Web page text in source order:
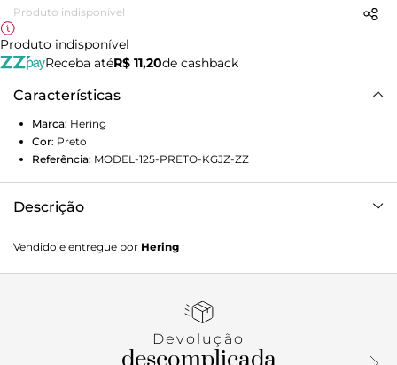
Produto indisponível
Produto indisponível
Receba atéR$ 11,20de cashback
Características
Marca: Hering
Cor: Preto
Referência: MODEL-125-PRETO-KGJZ-ZZ
Descrição
para usar todos os dias da semana. Elaborado em tecido
plano, possui modelagem reta, comprimento mais curto e
Modelagem reta Comprimento curto Cós com cordão
Vendido e entregue por Hering
Devolução